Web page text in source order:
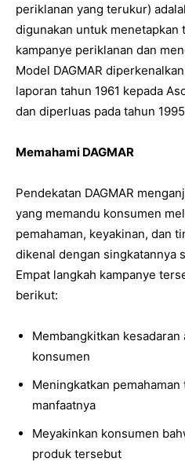
periklanan yang terukur)
digunakan untuk menetapkan
kampanye periklanan dan
Model DAGMAR
laporan tahun 1961 kepada
dan diperluas pada tahun
Memahami DAGMAR
Pendekatan DAGMAR
yang memandu konsumen
pemahaman, keyakinan, dan
dikenal dengan singkatannya
Empat langkah kampanye
berikut:
Membangkitkan
konsumen
Meningkatkan
manfaatnya
Meyakinkan konsumen
produk tersebut